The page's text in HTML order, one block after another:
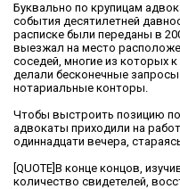
Буквально по крупицам
события десятилетней
расписке были переданы в
выезжал на место
соседей, многие из которых
делали бесконечные
нотариальные конторы.
Чтобы выстроить позицию
адвокаты приходили на
одиннадцати вечера,
[QUOTE]В конце концов,
количество свидетелей,